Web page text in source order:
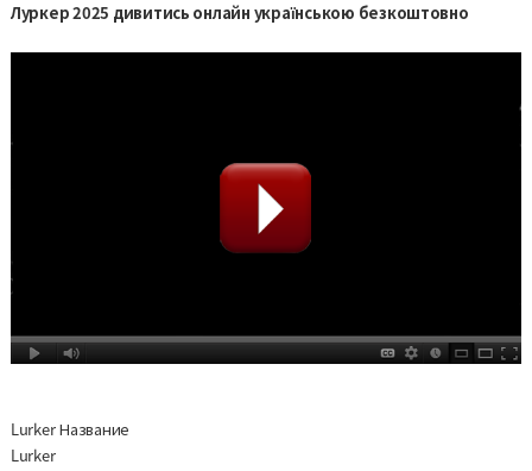
Луркер 2025 дивитись онлайн українською безкоштовно
Lurker Название
Lurker